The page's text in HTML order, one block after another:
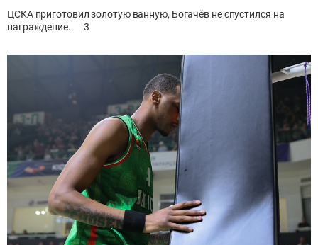
ЦСКА приготовил золотую ванную, Богачёв не спустился на
награждение.
3